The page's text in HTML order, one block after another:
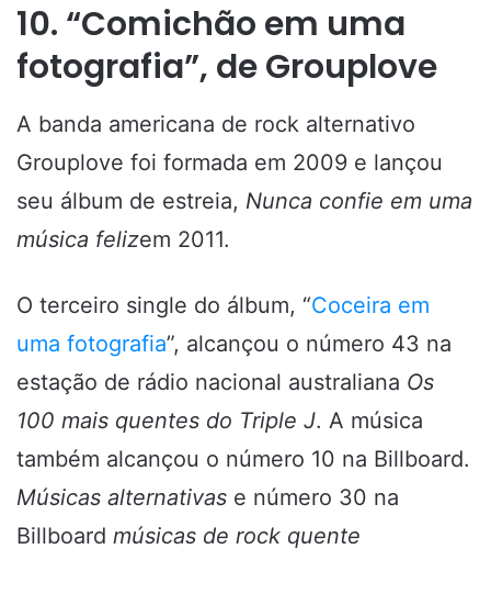
10. “Comichão em uma
fotografia”, de Grouplove
A banda americana de rock alternativo
Grouplove foi formada em 2009 e lançou
seu álbum de estreia, Nunca confie em uma
música felizem 2011.
O terceiro single do álbum, “Coceira em
uma fotografia”, alcançou o número 43 na
estação de rádio nacional australiana Os
100 mais quentes do Triple J. A música
também alcançou o número 10 na Billboard.
Músicas alternativas e número 30 na
Billboard músicas de rock quente